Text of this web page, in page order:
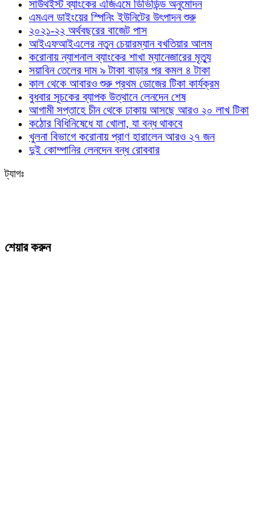
সাউথইস্ট ব্যাংকের এজিএমে ডিভিডিন্ড অনুমোদন
এমএল ডাইংয়ের স্পিনিং ইউনিটের উৎপাদন শুরু
২০২১-২২ অর্থবছরের বাজেট পাস
আইএফআইএলের নতুন চেয়ারম্যান বখতিয়ার আলম
করোনায় ন্যাশনাল ব্যাংকের শাখা ম্যানেজারের মৃত্যু
সয়াবিন তেলের দাম ৯ টাকা বাড়ার পর কমল ৪ টাকা
কাল থেকে আবারও শুরু প্রথম ডোজের টিকা কার্যক্রম
বুধবার সূচকের ব্যাপক উত্থানে লেনদেন শেষ
আগামী সপ্তাহে চীন থেকে ঢাকায় আসছে আরও ২০ লাখ টিকা
কঠোর বিধিনিষেধে যা খোলা, যা বন্ধ থাকবে
খুলনা বিভাগে করোনায় প্রাণ হারালেন আরও ২৭ জন
দুই কোম্পানির লেনদেন বন্ধ রোববার
ট্যাগঃ
শেয়ার করুন